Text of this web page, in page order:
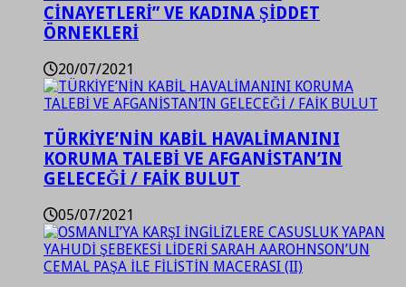
CİNAYETLERİ” VE KADINA ŞİDDET
ÖRNEKLERİ
20/07/2021
TÜRKİYE’NİN KABİL HAVALİMANINI
KORUMA TALEBİ VE AFGANİSTAN’IN
GELECEĞİ / FAİK BULUT
05/07/2021